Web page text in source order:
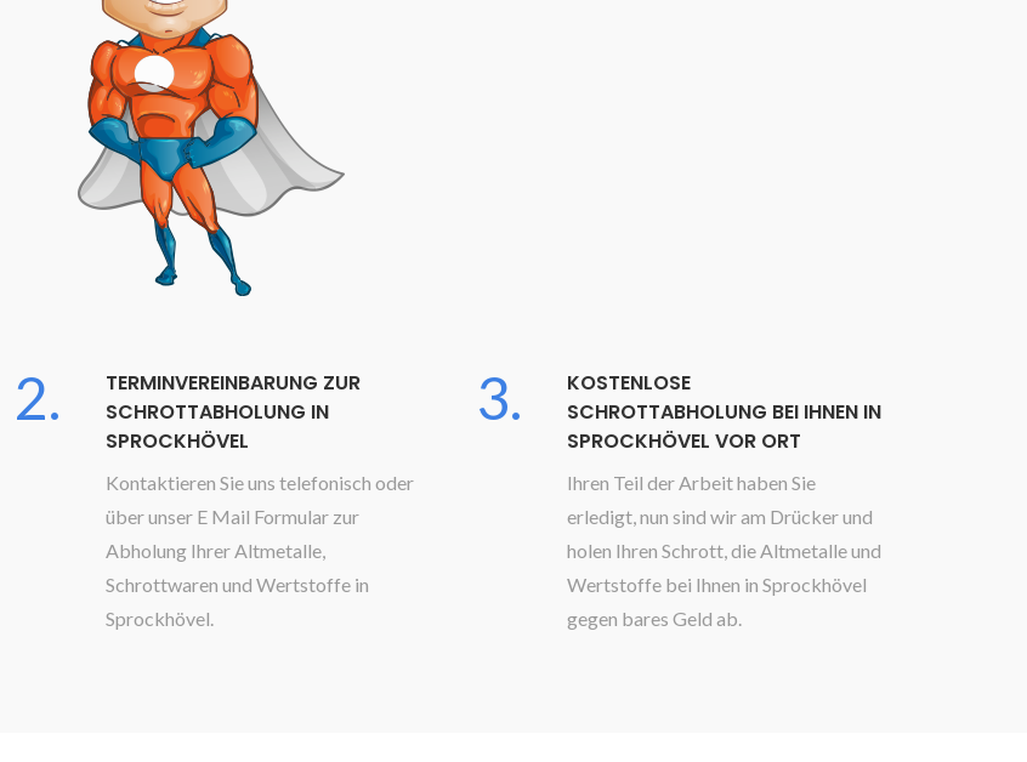
2.
TERMINVEREINBARUNG ZUR
SCHROTTABHOLUNG IN
SPROCKHÖVEL
Kontaktieren Sie uns telefonisch oder
über unser E Mail Formular zur
Abholung Ihrer Altmetalle,
Schrottwaren und Wertstoffe in
Sprockhövel.
3.
KOSTENLOSE
SCHROTTABHOLUNG BEI IHNEN IN
SPROCKHÖVEL VOR ORT
Ihren Teil der Arbeit haben Sie
erledigt, nun sind wir am Drücker und
holen Ihren Schrott, die Altmetalle und
Wertstoffe bei Ihnen in Sprockhövel
gegen bares Geld ab.